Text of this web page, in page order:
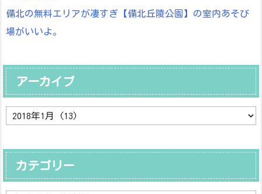
備北の無料エリアが凄すぎ【備北丘陵公園】の室内あそび
場がいいよ。
アーカイブ
ー
ブ
カテゴリー